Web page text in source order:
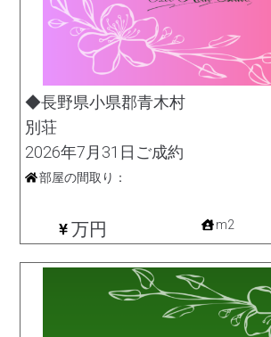
◆長野県小県郡青木村
別荘
2026年7月31日ご成約
部屋の間取り：
万円 m2